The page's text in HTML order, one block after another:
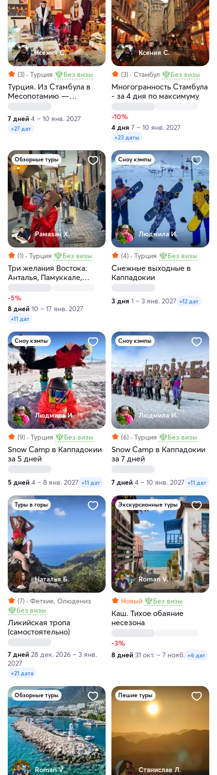
Ксения С.
(3) Турция Без визы
Турция. Из Стамбула в
Месопотамию —
7 дней 4 – 10 янв. 2027
+27 дат
Ксения С.
(3) Стамбул Без визы
Многогранность Стамбула
- за 4 дня по максимуму
-10%
4 дня 7 – 10 янв. 2027
+23 даты
Обзорные туры
Рамазан Х.
(1) Турция Без визы
Три желания Востока:
Анталья, Памуккале,
-5%
8 дней 10 – 17 янв. 2027
+11 дат
Сноу кэмпы
Людмила И.
(4) Турция Без визы
Снежные выходные в
Каппадокии
3 дня 1 – 3 янв. 2027 +12 дат
Сноу кэмпы
Людмила И.
(9) Турция Без визы
Snow Camp в Каппадокии
за 5 дней
5 дней 4 – 8 янв. 2027 +11 дат
Сноу кэмпы
Людмила И.
(6) Турция Без визы
Snow Camp в Каппадокии
за 7 дней
7 дней 4 – 10 янв. 2027 +11 дат
Туры в горы
Наталья Б.
(7)
Фетхие, Олюдениз
Без визы
Ликийская тропа
(самостоятельно)
7 дней 28 дек. 2026 – 3 янв.
2027
+21 дата
Экскурсионные туры
Roman V.
Новый Без визы
Каш. Тихое обаяние
несезона
-3%
8 дней 31 окт. – 7 нояб. +6 дат
Обзорные туры
Roman V.
Пешие туры
Станислав Л.